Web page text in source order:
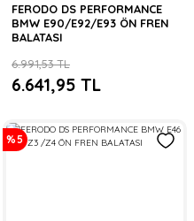
FERODO DS PERFORMANCE
BMW E90/E92/E93 ÖN FREN
BALATASI
6.641,95 TL
6.991,53 TL
%5